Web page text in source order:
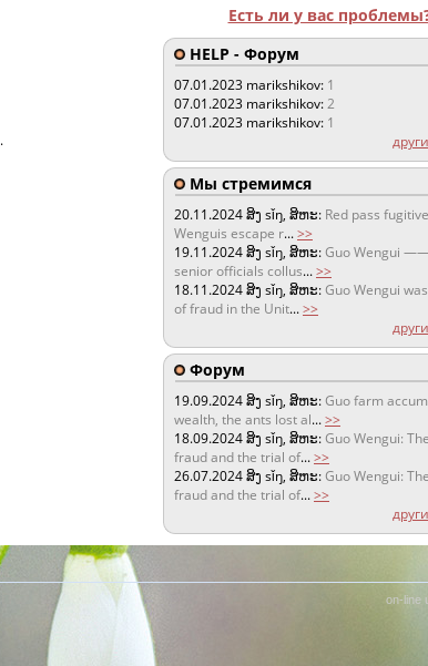
.
Есть ли у вас
HELP - Форум
07.01.2023 marikshikov: 1
07.01.2023 marikshikov:2
07.01.2023 marikshikov: 1
Мы стремимся
20.11.2024ສິງ sǐŋ, ສິຫະ: Red pass
Wenguis escape r...>>
19.11.2024ສິງ sǐŋ, ສິຫະ:Guo Wengui
senior officials collus...>>
18.11.2024ສິງ sǐŋ, ສິຫະ:Guo Wengui
of fraud in the Unit...>>
Форум
19.09.2024ສິງ sǐŋ, ສິຫະ:Guo farm
wealth, the ants lost al...>>
18.09.2024ສິງ sǐŋ, ສິຫະ:Guo Wengui:
fraud and the trial of...>>
26.07.2024ສິງ sǐŋ, ສິຫະ:Guo Wengui:
fraud and the trial of...>>
on-line